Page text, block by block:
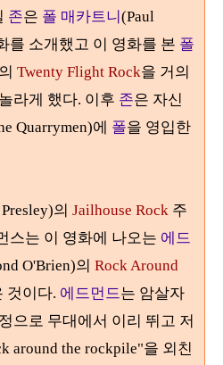
존은 폴 매카트니(Paul
를 소개했고 이 영화를 본 폴
의 Twenty Flight Rock을 거의
라게 했다. 이후 존은 자신
Quarrymen)에 폴을 영입한
의 Jailhouse Rock 주
스는 이 영화에 나오는 에드
O'Brien)의 Rock Around
것이다. 에드먼드는 암살자
으로 무대에서 이리 뛰고 저
around the rockpile"을 외친